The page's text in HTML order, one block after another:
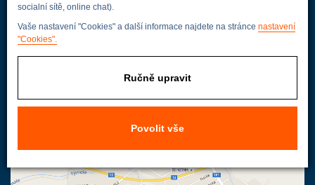
socialní sítě, online chat).
Vaše nastavení "Cookies" a další informace najdete na stránce nastavení
"Cookies".
Ručně upravit
Povolit vše
Wolkerova 433